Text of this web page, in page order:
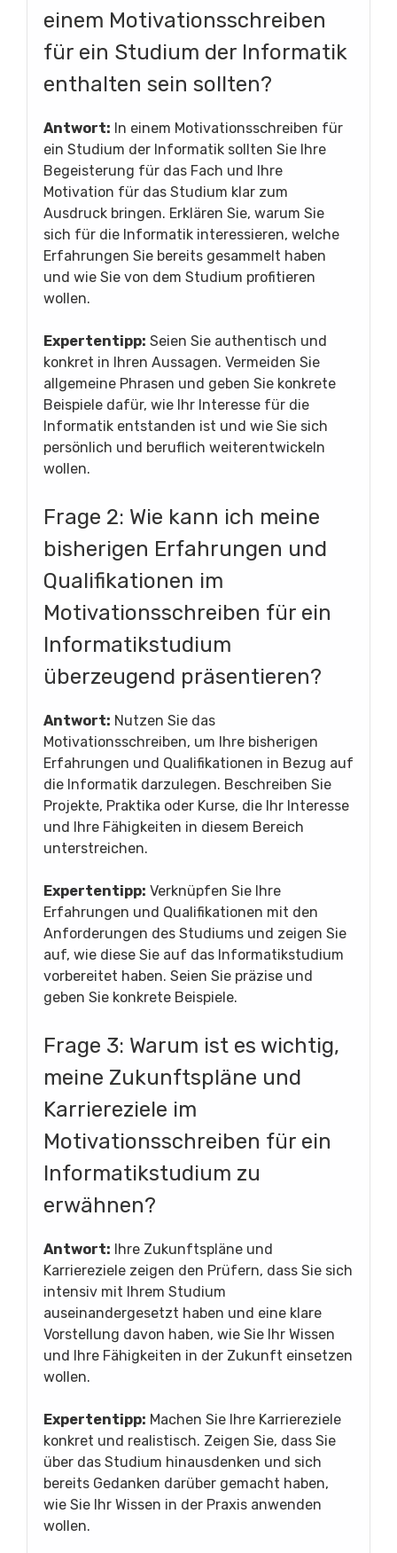
einem Motivationsschreiben
für ein Studium der Informatik
enthalten sein sollten?
Antwort: In einem Motivationsschreiben für
ein Studium der Informatik sollten Sie Ihre
Begeisterung für das Fach und Ihre
Motivation für das Studium klar zum
Ausdruck bringen. Erklären Sie, warum Sie
sich für die Informatik interessieren, welche
Erfahrungen Sie bereits gesammelt haben
und wie Sie von dem Studium profitieren
wollen.
Expertentipp: Seien Sie authentisch und
konkret in Ihren Aussagen. Vermeiden Sie
allgemeine Phrasen und geben Sie konkrete
Beispiele dafür, wie Ihr Interesse für die
Informatik entstanden ist und wie Sie sich
persönlich und beruflich weiterentwickeln
wollen.
Frage 2: Wie kann ich meine
bisherigen Erfahrungen und
Qualifikationen im
Motivationsschreiben für ein
Informatikstudium
überzeugend präsentieren?
Antwort: Nutzen Sie das
Motivationsschreiben, um Ihre bisherigen
Erfahrungen und Qualifikationen in Bezug auf
die Informatik darzulegen. Beschreiben Sie
Projekte, Praktika oder Kurse, die Ihr Interesse
und Ihre Fähigkeiten in diesem Bereich
unterstreichen.
Expertentipp: Verknüpfen Sie Ihre
Erfahrungen und Qualifikationen mit den
Anforderungen des Studiums und zeigen Sie
auf, wie diese Sie auf das Informatikstudium
vorbereitet haben. Seien Sie präzise und
geben Sie konkrete Beispiele.
Frage 3: Warum ist es wichtig,
meine Zukunftspläne und
Karriereziele im
Motivationsschreiben für ein
Informatikstudium zu
erwähnen?
Antwort: Ihre Zukunftspläne und
Karriereziele zeigen den Prüfern, dass Sie sich
intensiv mit Ihrem Studium
auseinandergesetzt haben und eine klare
Vorstellung davon haben, wie Sie Ihr Wissen
und Ihre Fähigkeiten in der Zukunft einsetzen
wollen.
Expertentipp: Machen Sie Ihre Karriereziele
konkret und realistisch. Zeigen Sie, dass Sie
über das Studium hinausdenken und sich
bereits Gedanken darüber gemacht haben,
wie Sie Ihr Wissen in der Praxis anwenden
wollen.